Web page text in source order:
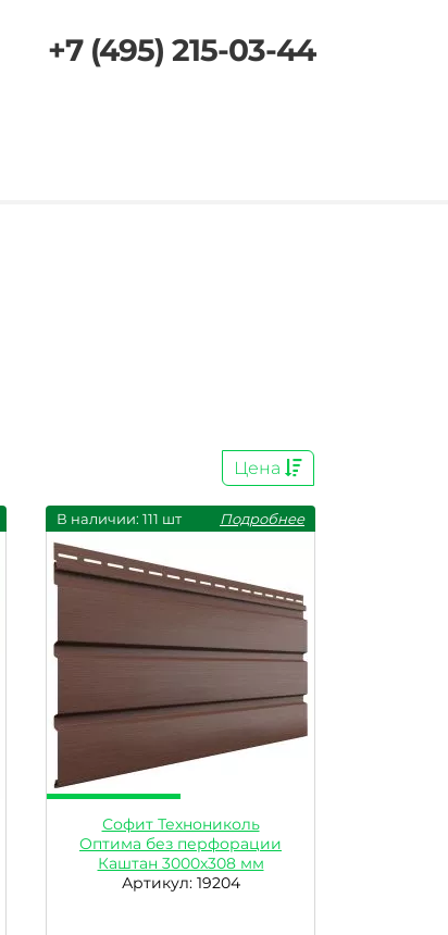
+7 (495) 215-03-44
Цена
В наличии: 111 шт Подробнее
Софит Технониколь
Оптима без перфорации
Каштан 3000х308 мм
Артикул: 19204